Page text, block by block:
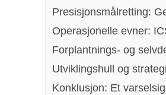
Presisjonsmålretting:
Operasjonelle evner:
Forplantnings- og
Utviklingshull og
Konklusjon: Et